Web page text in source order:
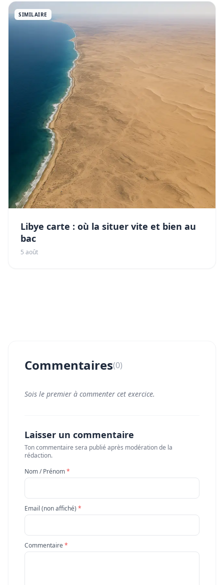
SIMILAIRE
Libye carte : où la situer vite et bien au
bac
5 août
Commentaires(0)
Sois le premier à commenter cet exercice.
Laisser un commentaire
Ton commentaire sera publié après modération de la
rédaction.
Nom / Prénom*
Email (non affiché) *
Commentaire*